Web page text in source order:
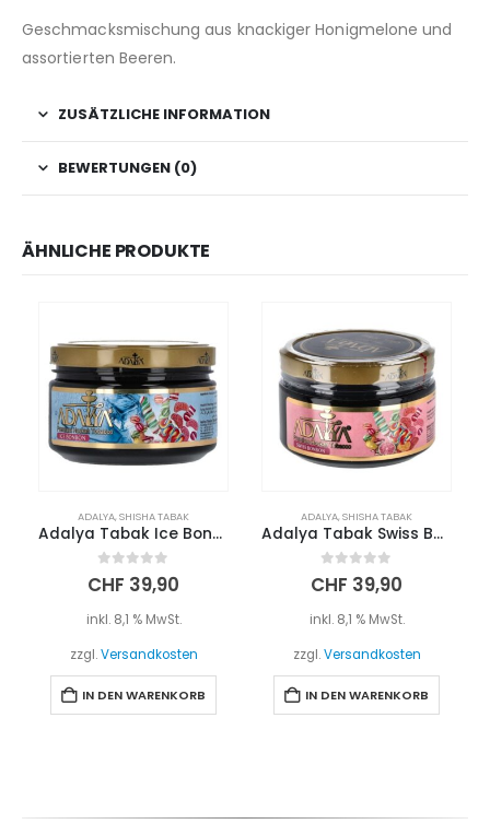
Geschmacksmischung aus knackiger Honigmelone und
assortierten Beeren.
ZUSÄTZLICHE INFORMATION
BEWERTUNGEN (0)
ÄHNLICHE PRODUKTE
ADALYA,SHISHA TABAK
Adalya Tabak Ice Bonbon 200g
0out of 5
CHF 39,90
inkl. 8,1 % MwSt.
zzgl.Versandkosten
IN DEN WARENKORB
ADALYA,SHISHA TABAK
Adalya Tabak Swiss Bonbon 200g
0out of 5
CHF 39,90
inkl. 8,1 % MwSt.
zzgl.Versandkosten
IN DEN WARENKORB